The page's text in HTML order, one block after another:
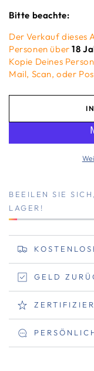
Bitte beachte:
Der Verkauf dieses
Personen über18
Kopie Deines
Mail, Scan, oder
BEEILEN SIE
LAGER!
GELD